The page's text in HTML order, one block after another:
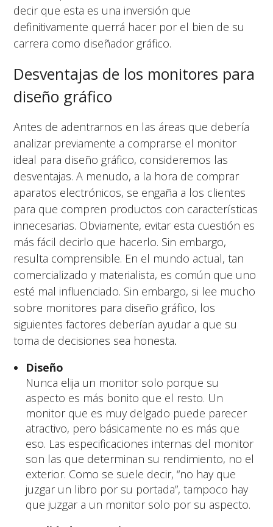
decir que esta es una inversión que
definitivamente querrá hacer por el bien de su
carrera como diseñador gráfico.
Desventajas de los monitores para
diseño gráfico
Antes de adentrarnos en las áreas que debería
analizar previamente a comprarse el monitor
ideal para diseño gráfico, consideremos las
desventajas. A menudo, a la hora de comprar
aparatos electrónicos, se engaña a los clientes
para que compren productos con características
innecesarias. Obviamente, evitar esta cuestión es
más fácil decirlo que hacerlo. Sin embargo,
resulta comprensible. En el mundo actual, tan
comercializado y materialista, es común que uno
esté mal influenciado. Sin embargo, si lee mucho
sobre monitores para diseño gráfico, los
siguientes factores deberían ayudar a que su
toma de decisiones sea honesta.
Diseño
Nunca elija un monitor solo porque su
aspecto es más bonito que el resto. Un
monitor que es muy delgado puede parecer
atractivo, pero básicamente no es más que
eso. Las especificaciones internas del monitor
son las que determinan su rendimiento, no el
exterior. Como se suele decir, “no hay que
juzgar un libro por su portada”, tampoco hay
que juzgar a un monitor solo por su aspecto.